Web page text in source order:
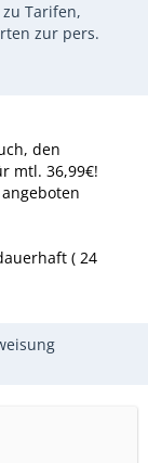
zu Tarifen,
zur pers.
den
mtl. 36,99€!
( 24